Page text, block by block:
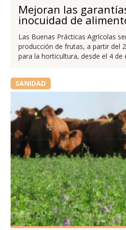
Mejoran las
inocuidad de
Las Buenas Prácticas Agrícolas
producción de frutas, a partir del
para la horticultura, desde el 4 de
SANIDAD